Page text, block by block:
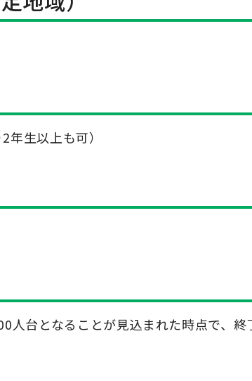
年生以上も可）
人台となることが見込まれた時点で、